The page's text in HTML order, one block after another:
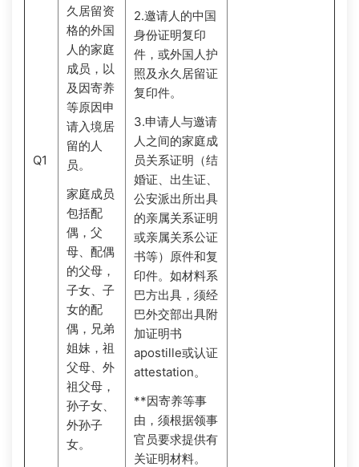
Q1
久居留资
格的外国
人的家庭
成员，以
及因寄养
等原因申
请入境居
留的人
员。
家庭成员
包括配
偶，父
母、配偶
的父母，
子女、子
女的配
偶，兄弟
姐妹，祖
父母、外
祖父母，
孙子女、
外孙子
女。
2.邀请人的中国
身份证明复印
件，或外国人护
照及永久居留证
复印件。
3.申请人与邀请
人之间的家庭成
员关系证明（结
婚证、出生证、
公安派出所出具
的亲属关系证明
或亲属关系公证
书等）原件和复
印件。如材料系
巴方出具，须经
巴外交部出具附
加证明书
apostille或认证
attestation。
**因寄养等事
由，须根据领事
官员要求提供有
关证明材料。